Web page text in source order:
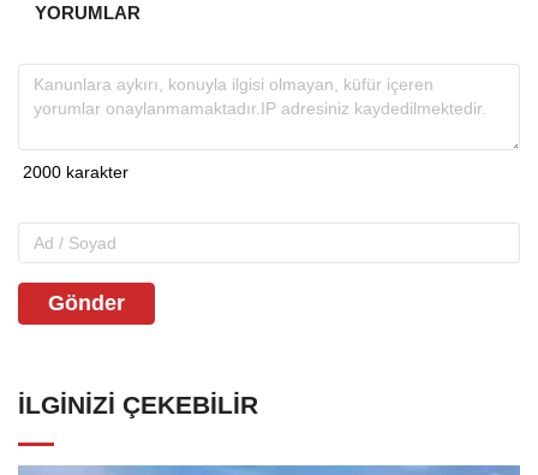
YORUMLAR
Gönder
İLGINIZI ÇEKEBILIR